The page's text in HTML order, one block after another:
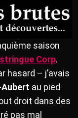
saison
Corp.
hasard – j’avais
au pied
droit dans des
pas mal